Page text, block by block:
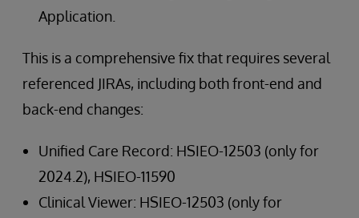
Application.
This is a comprehensive fix that requires several
referenced JIRAs, including both front-end and
back-end changes:
Unified Care Record: HSIEO-12503 (only for
2024.2), HSIEO-11590
Clinical Viewer: HSIEO-12503 (only for